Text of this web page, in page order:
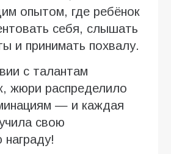
опытом, где ребёнок
себя, слышать
и принимать похвалу.
с талантам
жюри распределило
— и каждая
свою
награду!